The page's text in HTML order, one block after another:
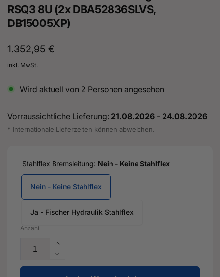
RSQ3 8U (2x DBA52836SLVS,
DB15005XP)
Normaler
Preis
1.352,95 €
inkl. MwSt.
Wird aktuell von 2 Personen angesehen
Vorraussichtliche Lieferung: 21.08.2026 - 24.08.2026
* Internationale Lieferzeiten können abweichen.
Stahlflex Bremsleitung: Nein - Keine Stahlflex
Nein - Keine Stahlflex
Ja - Fischer Hydraulik Stahlflex
Anzahl
Erhöhe
die
Menge
Verringere
die